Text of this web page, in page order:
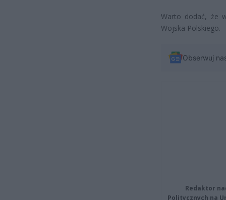
Warto dodać, że
Wojska Polskiego.
Obserwuj
Redaktor
Politycznych na